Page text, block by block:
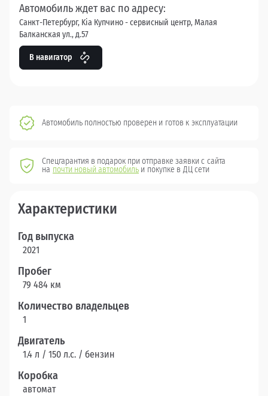
Автомобиль ждет вас по адресу:
Санкт-Петербург, Kia Купчино - сервисный центр, Малая
Балканская ул., д.57
В навигатор
Автомобиль полностью проверен и готов к эксплуатации
Спецгарантия в подарок при отправке заявки с сайта
на почти новый автомобиль и покупке в ДЦ сети
Характеристики
Год выпуска
2021
Пробег
79 484 км
Количество владельцев
1
Двигатель
1.4 л / 150 л.c. / бензин
Коробка
автомат